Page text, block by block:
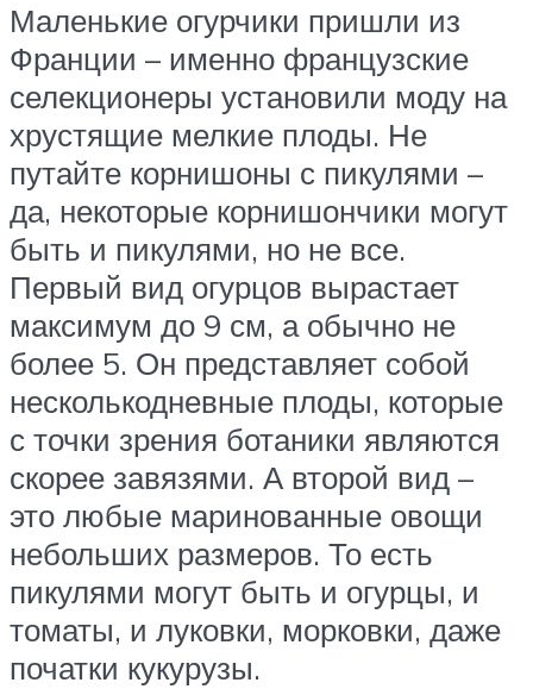
Маленькие огурчики пришли из
Франции – именно французские
селекционеры установили моду на
хрустящие мелкие плоды. Не
путайте корнишоны с пикулями –
да, некоторые корнишончики могут
быть и пикулями, но не все.
Первый вид огурцов вырастает
максимум до 9 см, а обычно не
более 5. Он представляет собой
несколькодневные плоды, которые
с точки зрения ботаники являются
скорее завязями. А второй вид –
это любые маринованные овощи
небольших размеров. То есть
пикулями могут быть и огурцы, и
томаты, и луковки, морковки, даже
початки кукурузы.